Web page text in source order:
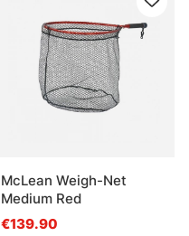
McLean Weigh-Net
Medium Red
€139.90